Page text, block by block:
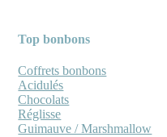
Top bonbons
Coffrets bonbons
Acidulés
Chocolats
Réglisse
Guimauve / Marshmallow